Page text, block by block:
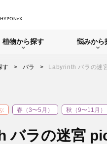
植物から探す 悩みから
す バラ Labyrinth バラの迷
春（3〜5月） 秋（9〜11月）
バラの迷宮